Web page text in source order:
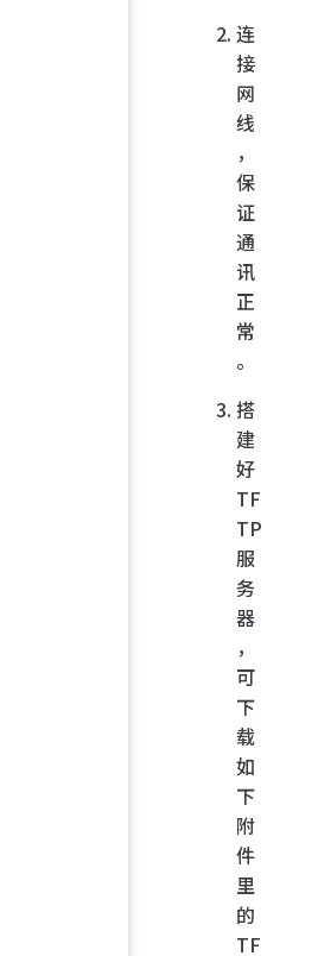
连
接
网
线
，
保
证
通
讯
正
常
。
搭
建
好
TF
TP
服
务
器
，
可
下
载
如
下
附
件
里
的
TF